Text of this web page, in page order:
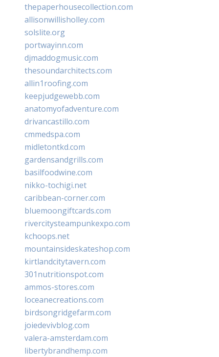
thepaperhousecollection.com
allisonwillisholley.com
solslite.org
portwayinn.com
djmaddogmusic.com
thesoundarchitects.com
allin1roofing.com
keepjudgewebb.com
anatomyofadventure.com
drivancastillo.com
cmmedspa.com
midletontkd.com
gardensandgrills.com
basilfoodwine.com
nikko-tochigi.net
caribbean-corner.com
bluemoongiftcards.com
rivercitysteampunkexpo.com
kchoops.net
mountainsideskateshop.com
kirtlandcitytavern.com
301nutritionspot.com
ammos-stores.com
loceanecreations.com
birdsongridgefarm.com
joiedevivblog.com
valera-amsterdam.com
libertybrandhemp.com